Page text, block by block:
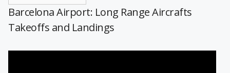
Barcelona Airport: Long Range Aircrafts
Takeoffs and Landings